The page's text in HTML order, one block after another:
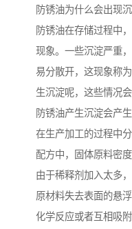
防锈油为什么会出现
防锈油在存储过程中
现象。一些沉淀严重
易分散开，这现象称
生沉淀呢，这些情况
防锈油产生沉淀会产
在生产加工的过程中
配方中，固体原料密
由于稀释剂加入太多
原材料失去表面的悬
化学反应或者互相吸